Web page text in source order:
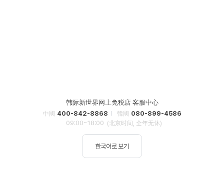
韩际新世界网上免税店 客服中心
中國 400-842-8868 韓國 080-899-4586
09:00~18:00 (北京时间, 全年无休)
한국어로 보기